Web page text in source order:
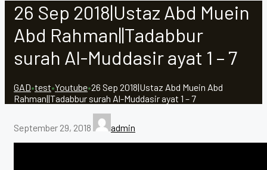
26 Sep 2018|Ustaz Abd Muein
Abd Rahman||Tadabbur
surah Al-Muddasir ayat 1 – 7
GAD•test•Youtube•26 Sep 2018|Ustaz Abd Muein Abd
Rahman||Tadabbur surah Al-Muddasir ayat 1 – 7
September 29, 2018 admin